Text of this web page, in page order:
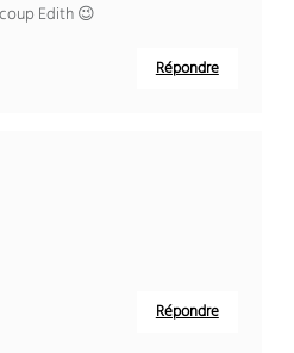
Edith 😉
Répondre
Répondre